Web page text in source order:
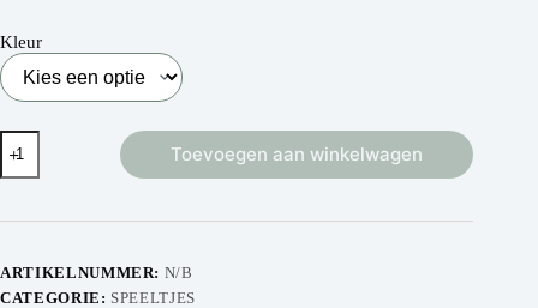
Kleur
Toevoegen aan winkelwagen
ARTIKELNUMMER: N/B
CATEGORIE: SPEELTJES